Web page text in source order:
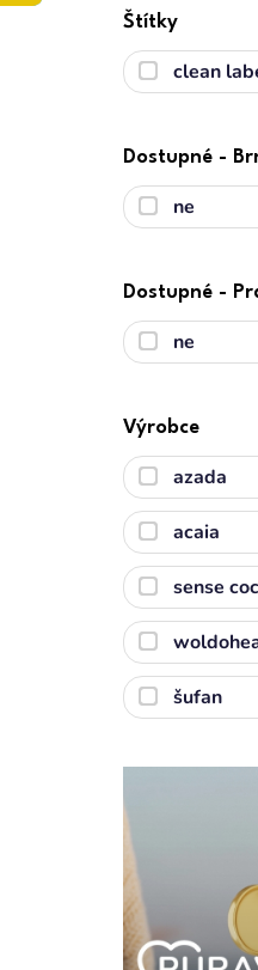
Štítky
clean
Dostupné -
ne
Dostupné -
ne
Výrobce
azada
acaia
sense
šufan